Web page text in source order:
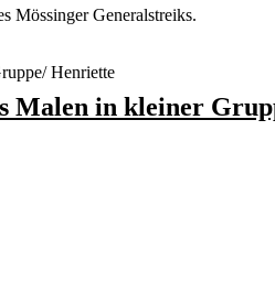
Mössinger Generalstreiks.
Malen in kleiner